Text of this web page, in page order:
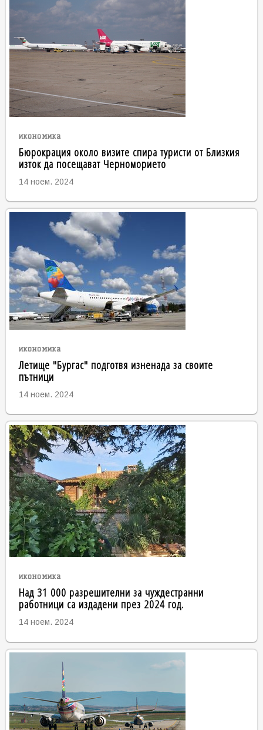
икономика
Бюрокрация около визите спира туристи от Близкия
изток да посещават Черноморието
14 ноем. 2024
икономика
Летище "Бургас" подготвя изненада за своите
пътници
14 ноем. 2024
икономика
Над 31 000 разрешителни за чуждестранни
работници са издадени през 2024 год.
14 ноем. 2024